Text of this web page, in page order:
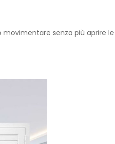
senza più aprire